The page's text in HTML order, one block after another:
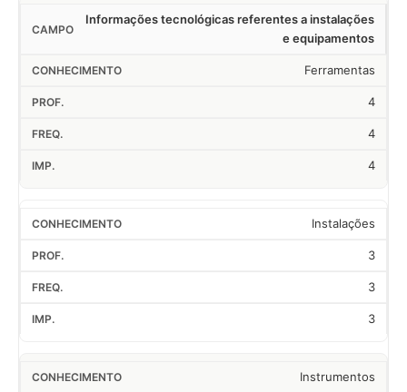
Informações tecnológicas referentes a instalações
e equipamentos
Ferramentas
4
4
4
Instalações
3
3
3
Instrumentos